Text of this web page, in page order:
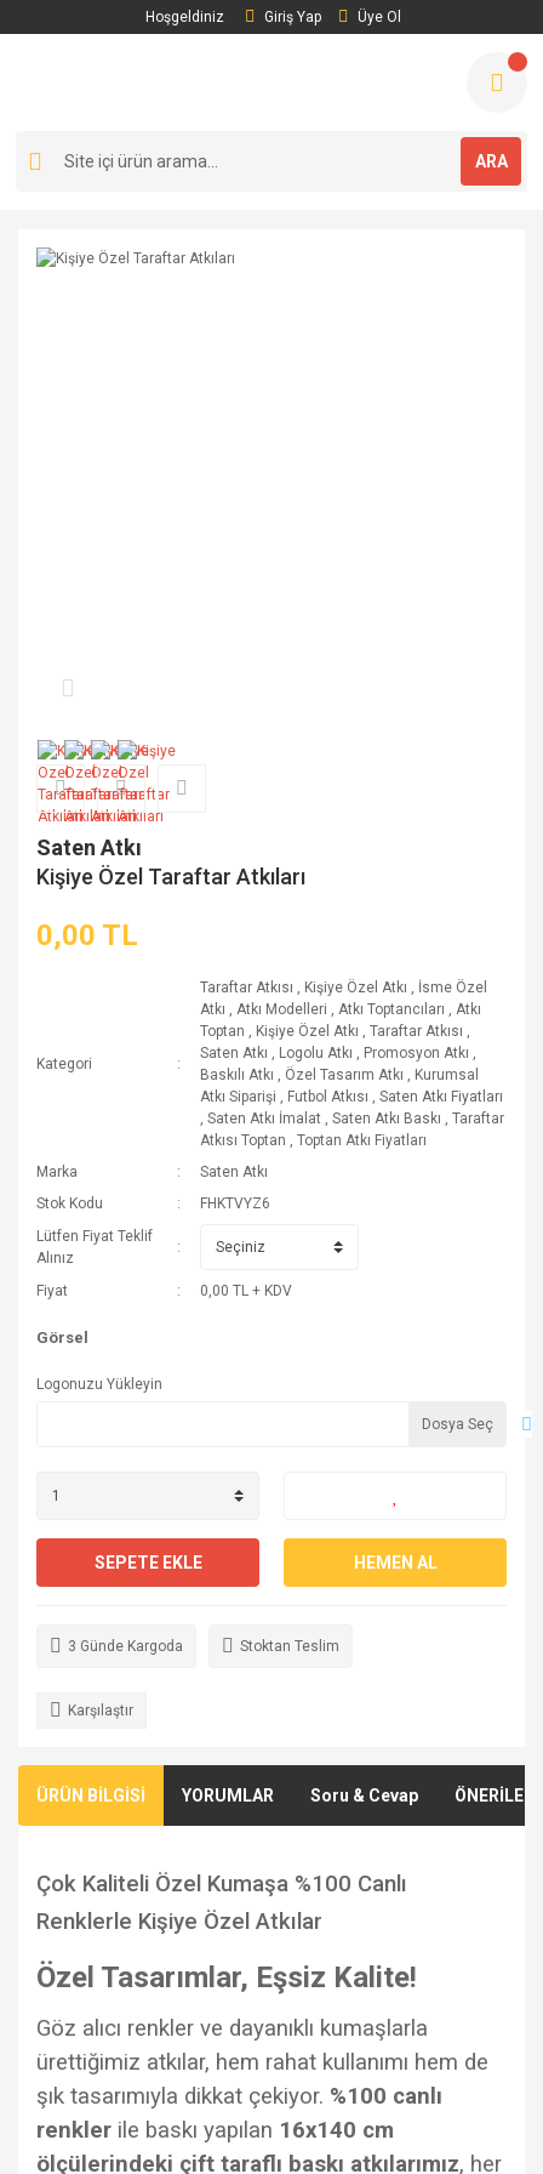
Hoşgeldiniz Giriş Yap Üye Ol
ARA
Saten Atkı
Kişiye Özel Taraftar Atkıları
0,00 TL
Kategori
Taraftar Atkısı , Kişiye Özel Atkı , İsme Özel
Atkı ,Atkı Modelleri ,Atkı Toptancıları ,Atkı
Toptan , Kişiye Özel Atkı ,Taraftar Atkısı ,
Saten Atkı , Logolu Atkı , Promosyon Atkı ,
Baskılı Atkı , Özel Tasarım Atkı , Kurumsal
Atkı Siparişi , Futbol Atkısı ,Saten Atkı Fiyatları
,Saten Atkı İmalat ,Saten Atkı Baskı ,Taraftar
Atkısı Toptan ,Toptan Atkı Fiyatları
Marka
Saten Atkı
Stok Kodu
FHKTVYZ6
Lütfen Fiyat Teklif
Alınız
Fiyat
0,00 TL + KDV
Görsel
Logonuzu Yükleyin
Dosya Seç
SEPETE EKLE HEMEN AL
3 Günde Kargoda Stoktan Teslim
Karşılaştır
ÜRÜN BİLGİSİ YORUMLAR Soru & Cevap
Çok Kaliteli Özel Kumaşa %100 Canlı
Renklerle Kişiye Özel Atkılar
Özel Tasarımlar, Eşsiz Kalite!
Göz alıcı renkler ve dayanıklı kumaşlarla
ürettiğimiz atkılar, hem rahat kullanımı hem de
şık tasarımıyla dikkat çekiyor. %100 canlı
renkler ile baskı yapılan 16x140 cm
ölçülerindeki çift taraflı baskı atkılarımız, her